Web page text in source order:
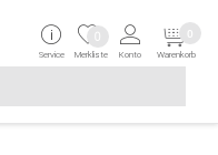
von 3 Buchstaben
Service Merkliste
0
Konto Warenkorb
0